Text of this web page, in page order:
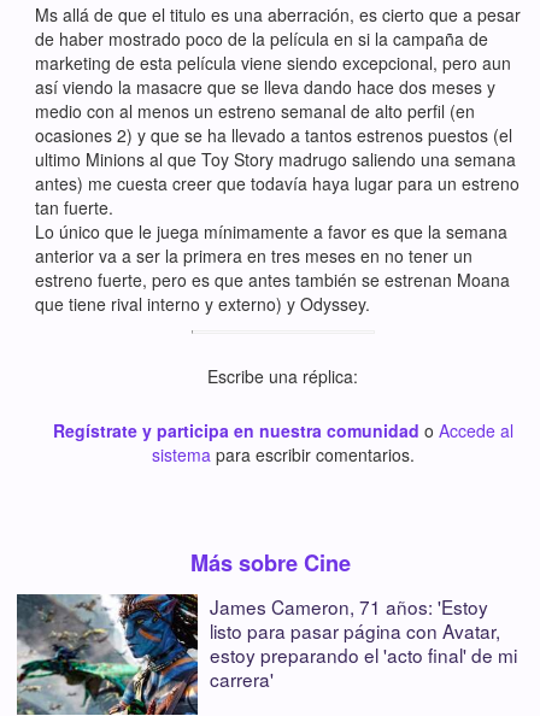
Ms allá de que el titulo es una aberración, es cierto que a pesar
de haber mostrado poco de la película en si la campaña de
marketing de esta película viene siendo excepcional, pero aun
así viendo la masacre que se lleva dando hace dos meses y
medio con al menos un estreno semanal de alto perfil (en
ocasiones 2) y que se ha llevado a tantos estrenos puestos (el
ultimo Minions al que Toy Story madrugo saliendo una semana
antes) me cuesta creer que todavía haya lugar para un estreno
tan fuerte.
Lo único que le juega mínimamente a favor es que la semana
anterior va a ser la primera en tres meses en no tener un
estreno fuerte, pero es que antes también se estrenan Moana
que tiene rival interno y externo) y Odyssey.
Escribe una réplica:
Regístrate y participa en nuestra comunidad o Accede al
sistema para escribir comentarios.
Más sobre Cine
James Cameron, 71 años: 'Estoy
listo para pasar página con Avatar,
estoy preparando el 'acto final' de mi
carrera'